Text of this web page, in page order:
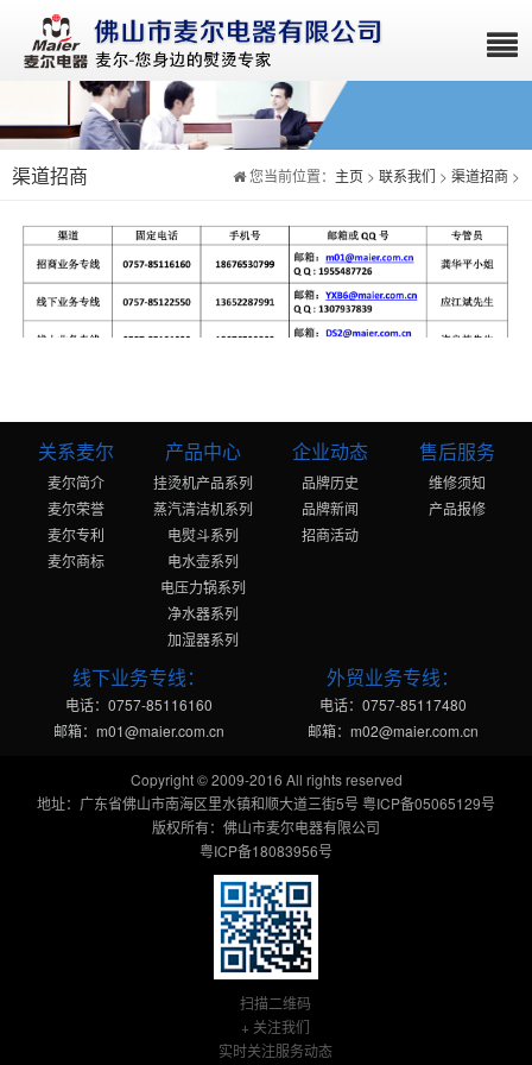
渠道招商 您当前位置： 主页 > 联系我们 > 渠道招商 >
关系麦尔
麦尔简介
麦尔荣誉
麦尔专利
麦尔商标
产品中心
挂烫机产品系列
蒸汽清洁机系列
电熨斗系列
电水壶系列
电压力锅系列
净水器系列
加湿器系列
企业动态
品牌历史
品牌新闻
招商活动
售后服务
维修须知
产品报修
线下业务专线：
电话：0757-85116160
邮箱：m01@maier.com.cn
外贸业务专线：
电话：0757-85117480
邮箱：m02@maier.com.cn
Copyright © 2009-2016 All rights reserved
地址：广东省佛山市南海区里水镇和顺大道三街5号 粤ICP备05065129号
版权所有：佛山市麦尔电器有限公司
粤ICP备18083956号
扫描二维码
+ 关注我们
实时关注服务动态